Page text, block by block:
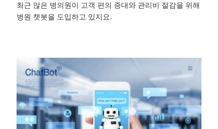
최근 많은 병의원이 고객 편의 증대와 관리비 절감을 위해
병원 챗봇을 도입하고 있지요.